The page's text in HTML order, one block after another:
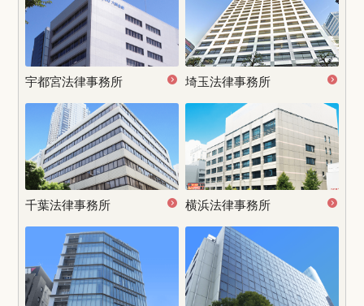
宇都宮法律事務所 埼玉法律事務所
千葉法律事務所 横浜法律事務所